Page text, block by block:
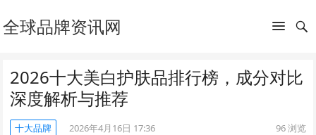
全球品牌资讯网
2026十大美白护肤品排行榜，成分对比
深度解析与推荐
十大品牌 2026年4月16日 17:36 96浏览